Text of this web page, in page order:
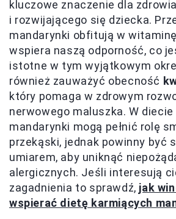
kluczowe znaczenie dla
i rozwijającego się dziecka.
mandarynki obfitują w witaminę
wspiera naszą odporność, co
istotne w tym wyjątkowym
również zauważyć obecność
który pomaga w zdrowym
nerwowego maluszka. W
mandarynki mogą pełnić rolę
przekąski, jednak powinny być
umiarem, aby uniknąć
alergicznych. Jeśli interesują
zagadnienia to sprawdź, jak
wspierać dietę karmiących